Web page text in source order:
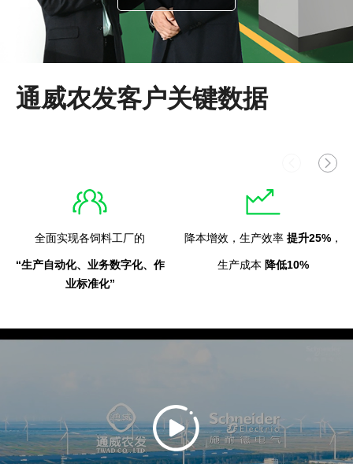
通威农发客户关键数据
全面实现各饲料工厂的
“生产自动化、业务数字化、作
业标准化”
降本增效，生产效率 提升25% ，
生产成本 降低10%